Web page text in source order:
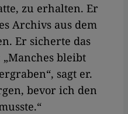
zu erhalten. Er
Archivs aus dem
Er sicherte das
bleibt
sagt er.
bevor ich den